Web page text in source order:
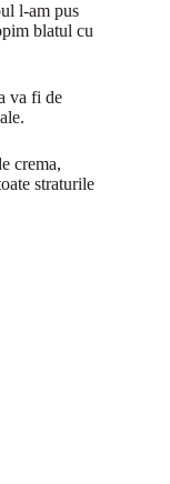
l-am pus
blatul cu
va fi de
crema,
straturile